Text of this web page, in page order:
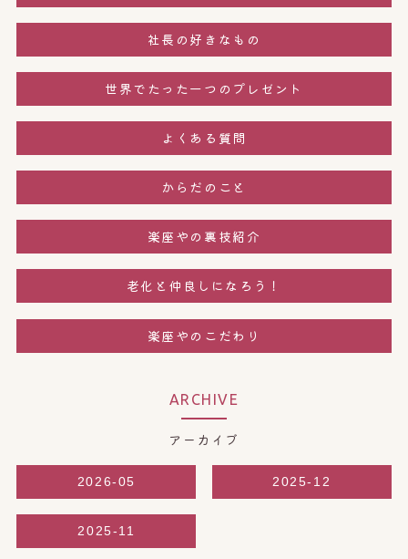
社長の好きなもの
世界でたった一つのプレゼント
よくある質問
からだのこと
楽座やの裏技紹介
老化と仲良しになろう！
楽座やのこだわり
ARCHIVE
アーカイブ
2026-05 2025-12
2025-11